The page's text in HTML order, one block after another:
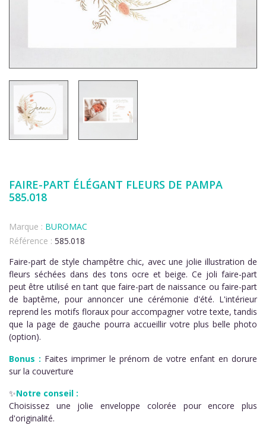
FAIRE-PART ÉLÉGANT FLEURS DE PAMPA
585.018
Marque : BUROMAC
Référence : 585.018
Faire-part de style champêtre chic, avec une jolie illustration de
fleurs séchées dans des tons ocre et beige. Ce joli faire-part
peut être utilisé en tant que faire-part de naissance ou faire-part
de baptême, pour annoncer une cérémonie d'été. L'intérieur
reprend les motifs floraux pour accompagner votre texte, tandis
que la page de gauche pourra accueillir votre plus belle photo
(option).
Bonus : Faites imprimer le prénom de votre enfant en dorure
sur la couverture
✨Notre conseil :
Choisissez une jolie enveloppe colorée pour encore plus
d'originalité.